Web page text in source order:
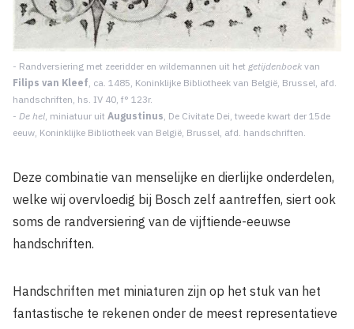
- Randversiering met zeeridder en wilde­mannen uit het getijdenboek van
Filips van Kleef, ca. 1485, Koninklijke Biblio­theek van België, Brussel, afd.
hand­schriften, hs. IV 40, f° 123r.
- De hel, miniatuur uit Augustinus, De Civi­tate Dei, tweede kwart der 15de
eeuw, Koninklijke Bibliotheek van België, Brus­sel, afd. handschriften.
Deze combinatie van menselijke en dierlijke onderdelen,
welke wij overvloedig bij Bosch zelf aantreffen, siert ook
soms de randversiering van de vijftiende-eeuwse
handschriften.
Handschriften met miniaturen zijn op het stuk van het
fantastische te rekenen onder de meest representatieve